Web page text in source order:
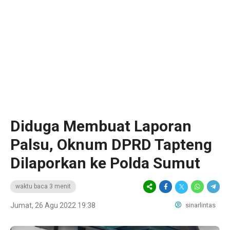
Diduga Membuat Laporan
Palsu, Oknum DPRD Tapteng
Dilaporkan ke Polda Sumut
waktu baca 3 menit
Jumat, 26 Agu 2022 19:38 sinarlintas